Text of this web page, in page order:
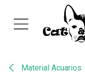
Material Acuarios